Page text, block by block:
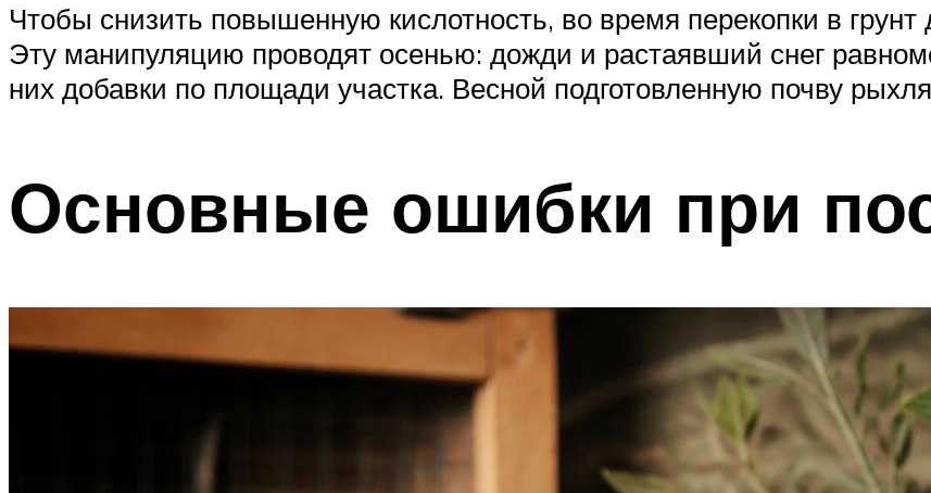
Чтобы снизить повышенную кислотность, во время перекопки в
Эту манипуляцию проводят осенью: дожди и растаявший снег
них добавки по площади участка. Весной подготовленную почву
Основные ошибки при